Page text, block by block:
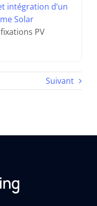
intégration d’un
Solar
PV
Suivant